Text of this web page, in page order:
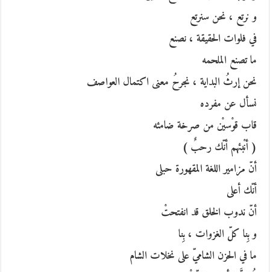
و نرتع ، نحن سنرتع
في فلوات الحقيقة ، نصنع
ما تصنع الملحمه
نحن إرثُ البداية ، نجرحُ معنى اكتمال العواصف
نسأل عن مفرده
قاب قوْسيْن من صرخة ضامئه
( أنْبئهم أنّك رحبٌ )
أنّ مزامير اللغة المقهورة حبلى
أنّك أعلى
أنّ ندوب الخلق قد انفتحتْ
و بِنا كلّ الغزوات ، بِنا
ما في الحزن الشاميّ على نخلات الشام